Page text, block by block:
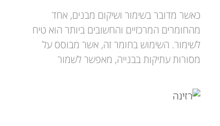
כאשר מדובר בשימור ושיקום מבנים, אחד
מהחומרים המרכזיים והחשובים ביותר הוא טיח
לשימור. השימוש בחומר זה, אשר מבוסס על
מסורות עתיקות בבנייה, מאפשר לשמור